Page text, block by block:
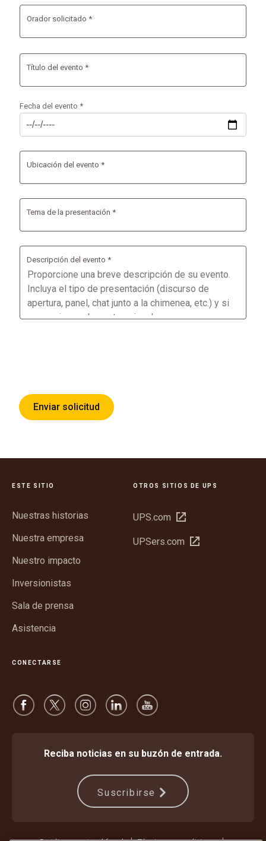
Orador solicitado *
Título del evento *
Fecha del evento *
Ubicación del evento *
Tema de la presentación *
Descripción del evento *
Enviar solicitud
ESTE SITIO
Nuestras historias
Nuestra empresa
Nuestro impacto
Inversionistas
Sala de prensa
Asistencia
OTROS SITIOS DE UPS
UPS.com Abrir
una
UPSers.com Abrir
CONECTARSE
Reciba noticias en su buzón de entrada.
Suscribirse